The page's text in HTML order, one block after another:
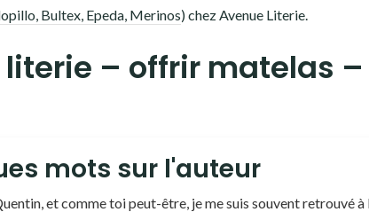
Bultex, Epeda, Merinos) chez Avenue Literie.
– offrir matelas
mots sur l'auteur
et comme toi peut-être, je me suis souvent retrouvé à